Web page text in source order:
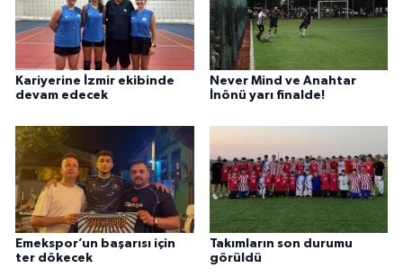
Kariyerine İzmir ekibinde
devam edecek
Never Mind ve Anahtar
İnönü yarı finalde!
Emekspor’un başarısı için
ter dökecek
Takımların son durumu
görüldü